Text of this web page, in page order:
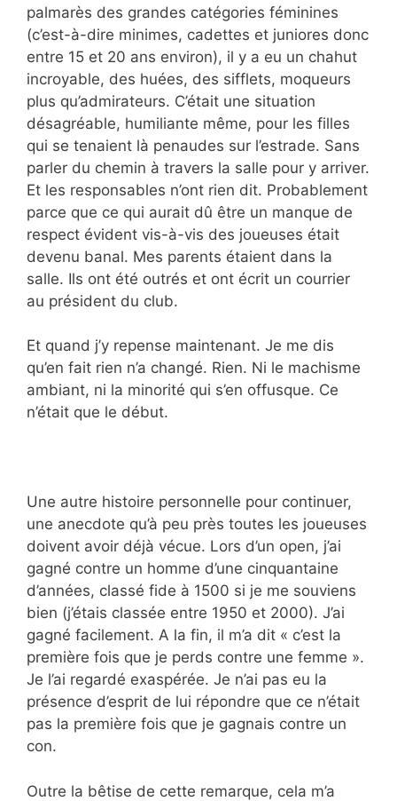
palmarès des grandes catégories féminines
(c’est-à-dire minimes, cadettes et juniores donc
entre 15 et 20 ans environ), il y a eu un chahut
incroyable, des huées, des sifflets, moqueurs
plus qu’admirateurs. C’était une situation
désagréable, humiliante même, pour les filles
qui se tenaient là penaudes sur l’estrade. Sans
parler du chemin à travers la salle pour y arriver.
Et les responsables n’ont rien dit. Probablement
parce que ce qui aurait dû être un manque de
respect évident vis-à-vis des joueuses était
devenu banal. Mes parents étaient dans la
salle. Ils ont été outrés et ont écrit un courrier
au président du club.
Et quand j’y repense maintenant. Je me dis
qu’en fait rien n’a changé. Rien. Ni le machisme
ambiant, ni la minorité qui s’en offusque. Ce
n’était que le début.
Une autre histoire personnelle pour continuer,
une anecdote qu’à peu près toutes les joueuses
doivent avoir déjà vécue. Lors d’un open, j’ai
gagné contre un homme d’une cinquantaine
d’années, classé fide à 1500 si je me souviens
bien (j’étais classée entre 1950 et 2000). J’ai
gagné facilement. A la fin, il m’a dit « c’est la
première fois que je perds contre une femme ».
Je l’ai regardé exaspérée. Je n’ai pas eu la
présence d’esprit de lui répondre que ce n’était
pas la première fois que je gagnais contre un
con.
Outre la bêtise de cette remarque, cela m’a